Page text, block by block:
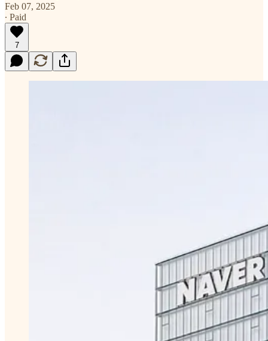
Feb 07, 2025
∙ Paid
7